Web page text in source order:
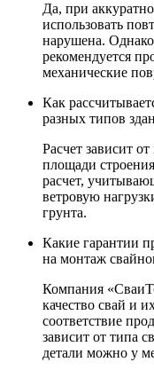
Да, при
использовать
нарушена.
рекомендуется
механические
Как
разных типов
Расчет зависит
площади
расчет,
ветровую
грунта.
Какие гарантии
на монтаж
Компания
качество свай и
соответствие
зависит от типа
детали можно у